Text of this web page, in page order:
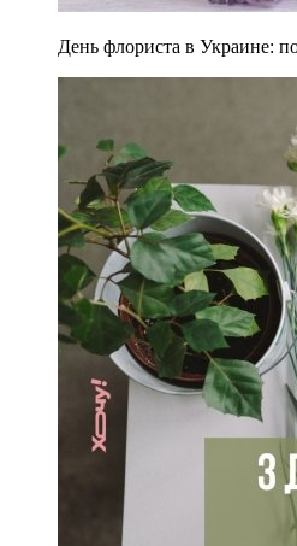
День флориста в Украине: